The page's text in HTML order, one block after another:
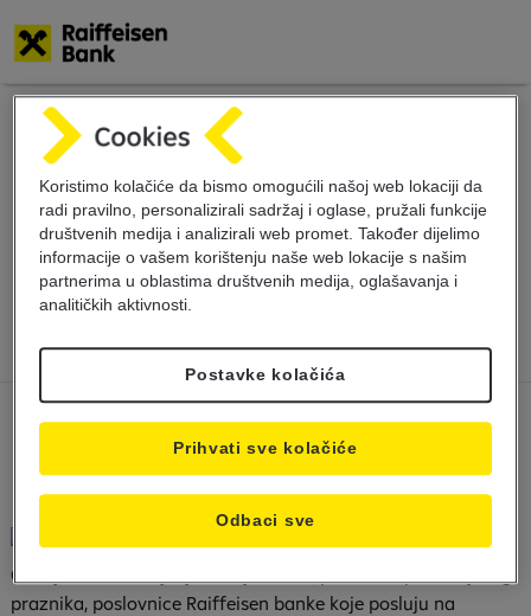
Skoči
sadržaj
Obavještenje o
promjeni radnog
vremena
Obavještavamo cijenjene klijente da, povodom predstojećeg
praznika, poslovnice Raiffeisen banke koje posluju na
Koristimo kolačiće da bismo omogućili našoj web lokaciji da
radi pravilno, personalizirali sadržaj i oglase, pružali funkcije
društvenih medija i analizirali web promet. Također dijelimo
informacije o vašem korištenju naše web lokacije s našim
partnerima u oblastima društvenih medija, oglašavanja i
analitičkih aktivnosti.
Postavke kolačića
Odbaci sve
Prihvati sve kolačiće